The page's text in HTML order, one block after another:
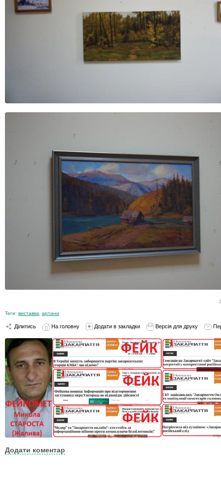
Теги: виставка артини
Ділитись На головну Додати в закладки Версія для друку
Додати коментар